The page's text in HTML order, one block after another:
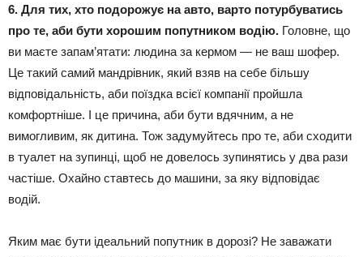
6. Для тих, хто подорожує на авто, варто потурбуватись
про те, аби бути хорошим попутником водію. Головне, що
ви маєте запам’ятати: людина за кермом — не ваш шофер.
Це такий самий мандрівник, який взяв на себе більшу
відповідальність, аби поїздка всієї компанії пройшла
комфортніше. І це причина, аби бути вдячним, а не
вимогливим, як дитина. Тож задумуйтесь про те, аби сходити
в туалет на зупинці, щоб не довелось зупинятись у два рази
частіше. Охайно ставтесь до машини, за яку відповідає
водій.
Яким має бути ідеальний попутник в дорозі? Не заважати